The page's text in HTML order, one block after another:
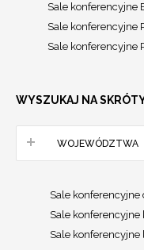
Sale konferencyjne
Sale konferencyjne
Sale konferencyjne
WYSZUKAJ NA
WOJEWÓDZTWA
Sale konferencyjne
Sale
Sale konferencyjne